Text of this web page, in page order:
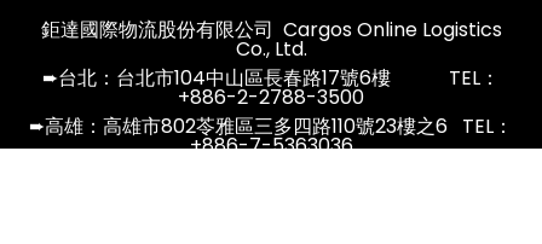
鉅達國際物流股份有限公司 Cargos Online Logistics
Co., Ltd.
➨台北：台北市104中山區長春路17號6樓 TEL：
+886-2-2788-3500
➨高雄：高雄市802苓雅區三多四路110號23樓之6 TEL：
+886-7-5363036